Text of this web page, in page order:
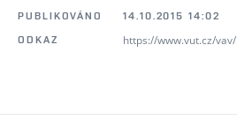
PUBLIKOVÁNO
14.10.2015 14:02
ODKAZ
https://www.vut.cz/